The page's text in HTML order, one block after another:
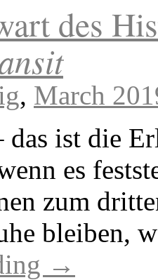
des
, March
das ist die
es
zum
bleiben,
→